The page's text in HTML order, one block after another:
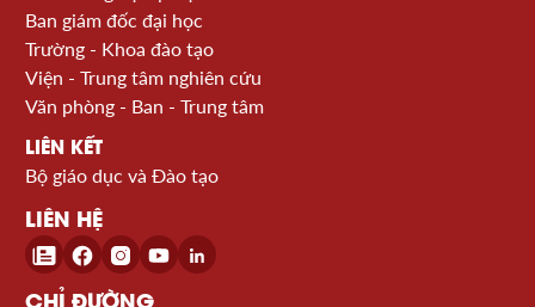
Ban giám đốc đại học
Trường - Khoa đào tạo
Viện - Trung tâm nghiên cứu
Văn phòng - Ban - Trung tâm
LIÊN KẾT
Bộ giáo dục và Đào tạo
LIÊN HỆ
CHỈ ĐƯỜNG